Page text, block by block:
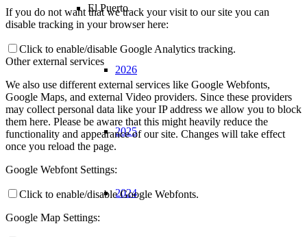
El Puerto
2026
2025
2024
If you do not want that we track your visit to our site you can
disable tracking in your browser here:
Click to enable/disable Google Analytics tracking.
Other external services
We also use different external services like Google Webfonts,
Google Maps, and external Video providers. Since these providers
may collect personal data like your IP address we allow you to block
them here. Please be aware that this might heavily reduce the
functionality and appearance of our site. Changes will take effect
once you reload the page.
Google Webfont Settings:
Click to enable/disable Google Webfonts.
Google Map Settings: